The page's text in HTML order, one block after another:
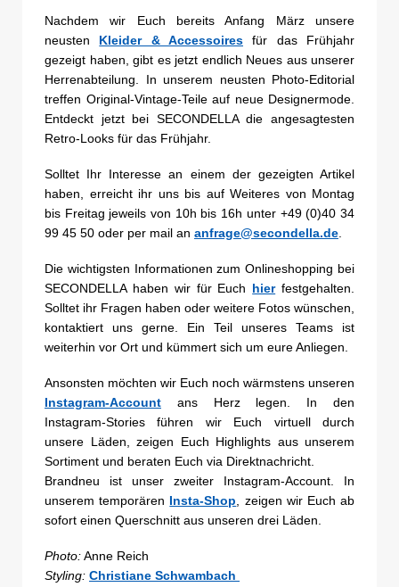
Nachdem wir Euch bereits Anfang März unsere
neusten Kleider & Accessoires für das Frühjahr
gezeigt haben, gibt es jetzt endlich Neues aus unserer
Herrenabteilung. In unserem neusten Photo-Editorial
treffen Original-Vintage-Teile auf neue Designermode.
Entdeckt jetzt bei SECONDELLA die angesagtesten
Retro-Looks für das Frühjahr.
Solltet Ihr Interesse an einem der gezeigten Artikel
haben, erreicht ihr uns bis auf Weiteres von Montag
bis Freitag jeweils von 10h bis 16h unter +49 (0)40 34
99 45 50 oder per mail an anfrage@secondella.de.
Die wichtigsten Informationen zum Onlineshopping bei
SECONDELLA haben wir für Euch hierfestgehalten.
Solltet ihr Fragen haben oder weitere Fotos wünschen,
kontaktiert uns gerne. Ein Teil unseres Teams ist
weiterhin vor Ort und kümmert sich um eure Anliegen.
Ansonsten möchten wir Euch noch wärmstens unseren
Instagram-Account ans Herz legen. In den
Instagram-Stories führen wir Euch virtuell durch
unsere Läden, zeigen Euch Highlights aus unserem
Sortiment und beraten Euch via Direktnachricht.
Brandneu ist unser zweiter Instagram-Account. In
unserem temporären Insta-Shop, zeigen wir Euch ab
sofort einen Querschnitt aus unseren drei Läden.
Photo:Anne Reich
Styling: Christiane Schwambach